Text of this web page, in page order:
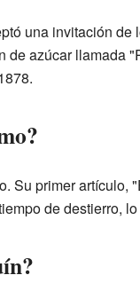
una invitación
de azúcar llamada
Su primer
de destierro,